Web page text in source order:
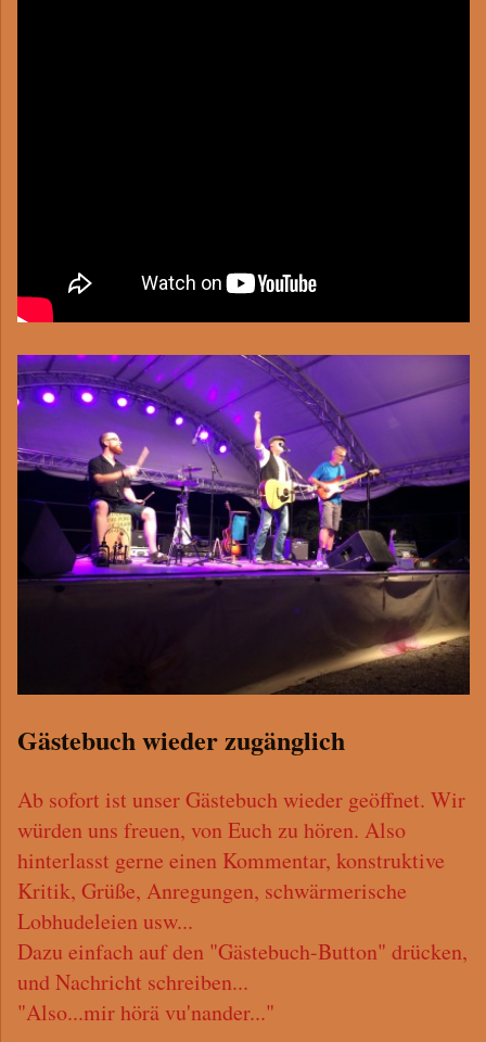
Gästebuch wieder zugänglich
Ab sofort ist unser Gästebuch wieder geöffnet. Wir
würden uns freuen, von Euch zu hören. Also
hinterlasst gerne einen Kommentar, konstruktive
Kritik, Grüße, Anregungen, schwärmerische
Lobhudeleien usw...
Dazu einfach auf den "Gästebuch-Button" drücken,
und Nachricht schreiben...
"Also...mir hörä vu'nander..."